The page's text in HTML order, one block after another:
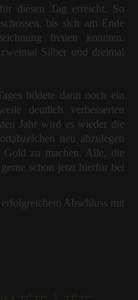
diesen Tag erreicht. So
bis sich am Ende
freuen konnten.
Silber und dreimal
bildete dann noch ein
deutlich verbesserten
Jahr wird es wieder die
neu abzulegen
zu machen. Alle, die
schon jetzt hierfür bei
Abschluss mit